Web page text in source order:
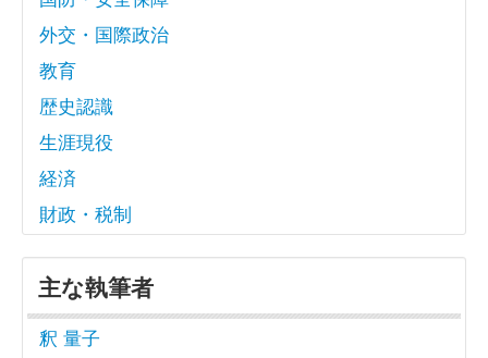
外交・国際政治
教育
歴史認識
生涯現役
経済
財政・税制
主な執筆者
釈 量子